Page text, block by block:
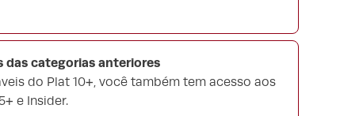
das categorias anteriores
do Plat 10+, você também tem acesso aos
e Insider.